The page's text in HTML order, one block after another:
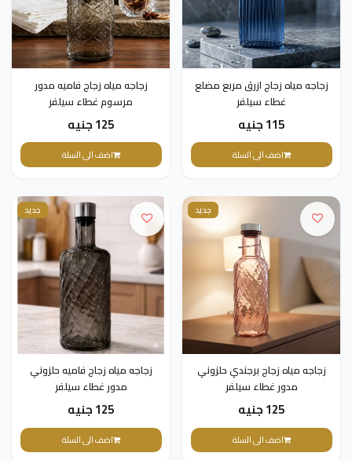
زجاجه مياه زجاج ازرق مربع مضلع
غطاء سيلفر
115 جنيه
اضف الى السلة
زجاجه مياه زجاج فاميه مدور
مرسوم غطاء سيلفر
125 جنيه
اضف الى السلة
جديد
زجاجه مياه زجاج برجندي حلزوني
مدور غطاء سيلفر
125 جنيه
اضف الى السلة
جديد
زجاجه مياه زجاج فاميه حلزوني
مدور غطاء سيلفر
125 جنيه
اضف الى السلة